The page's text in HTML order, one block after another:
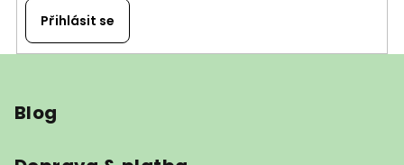
Přihlásit se
Blog